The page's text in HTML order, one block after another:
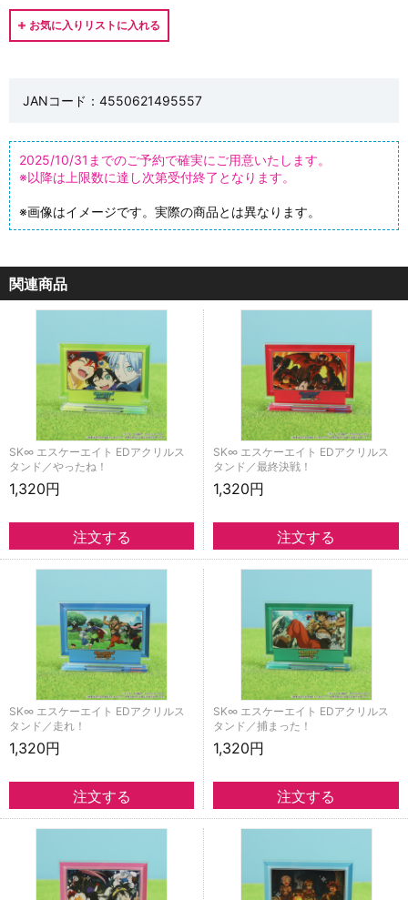
JANコード：4550621495557
2025/10/31までのご予約で確実にご用意いたします。
※以降は上限数に達し次第受付終了となります。
※画像はイメージです。実際の商品とは異なります。
関連商品
SK∞ エスケーエイト EDアクリルス
タンド／やったね！
1,320円
SK∞ エスケーエイト EDアクリルス
タンド／最終決戦！
1,320円
SK∞ エスケーエイト EDアクリルス
タンド／走れ！
1,320円
SK∞ エスケーエイト EDアクリルス
タンド／捕まった！
1,320円